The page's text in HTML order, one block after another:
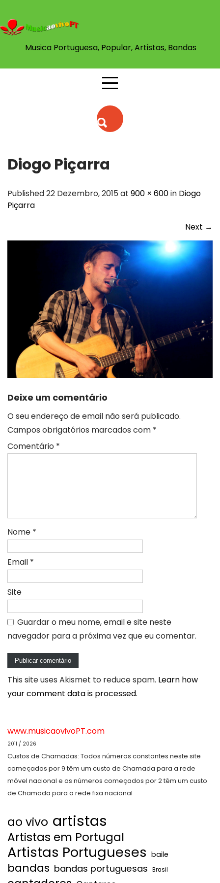
content
Musica Portuguesa, Popular, Artistas, Bandas
Diogo Piçarra
Published 22 Dezembro, 2015 at 900 × 600in Diogo
Piçarra
Next →
Deixe um comentário
O seu endereço de email não será publicado.
Campos obrigatórios marcados com *
Comentário *
Nome *
Email *
Site
Guardar o meu nome, email e site neste
navegador para a próxima vez que eu comentar.
This site uses Akismet to reduce spam. Learn how
your comment data is processed.
www.musicaovivoPT.com
2011 / 2026
Custos de Chamadas: Todos números constantes neste site
começados por 9 têm um custo de Chamada para a rede
móvel nacional e os números começados por 2 têm um custo
de Chamada para a rede fixa nacional
ao vivo artistas
Artistas em Portugal
Artistas Portugueses baile
bandas bandas portuguesas Brasil